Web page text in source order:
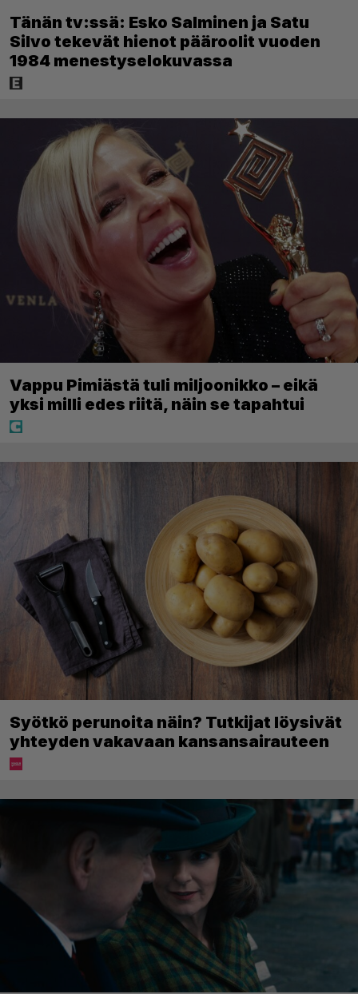
Tänän tv:ssä: Esko Salminen ja Satu
Silvo tekevät hienot pääroolit vuoden
1984 menestyselokuvassa
Vappu Pimiästä tuli miljoonikko – eikä
yksi milli edes riitä, näin se tapahtui
Syötkö perunoita näin? Tutkijat löysivät
yhteyden vakavaan kansansairauteen